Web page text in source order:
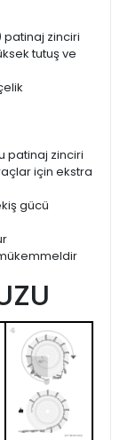
patinaj zinciri
tutuş ve
patinaj zinciri
için ekstra
gücü